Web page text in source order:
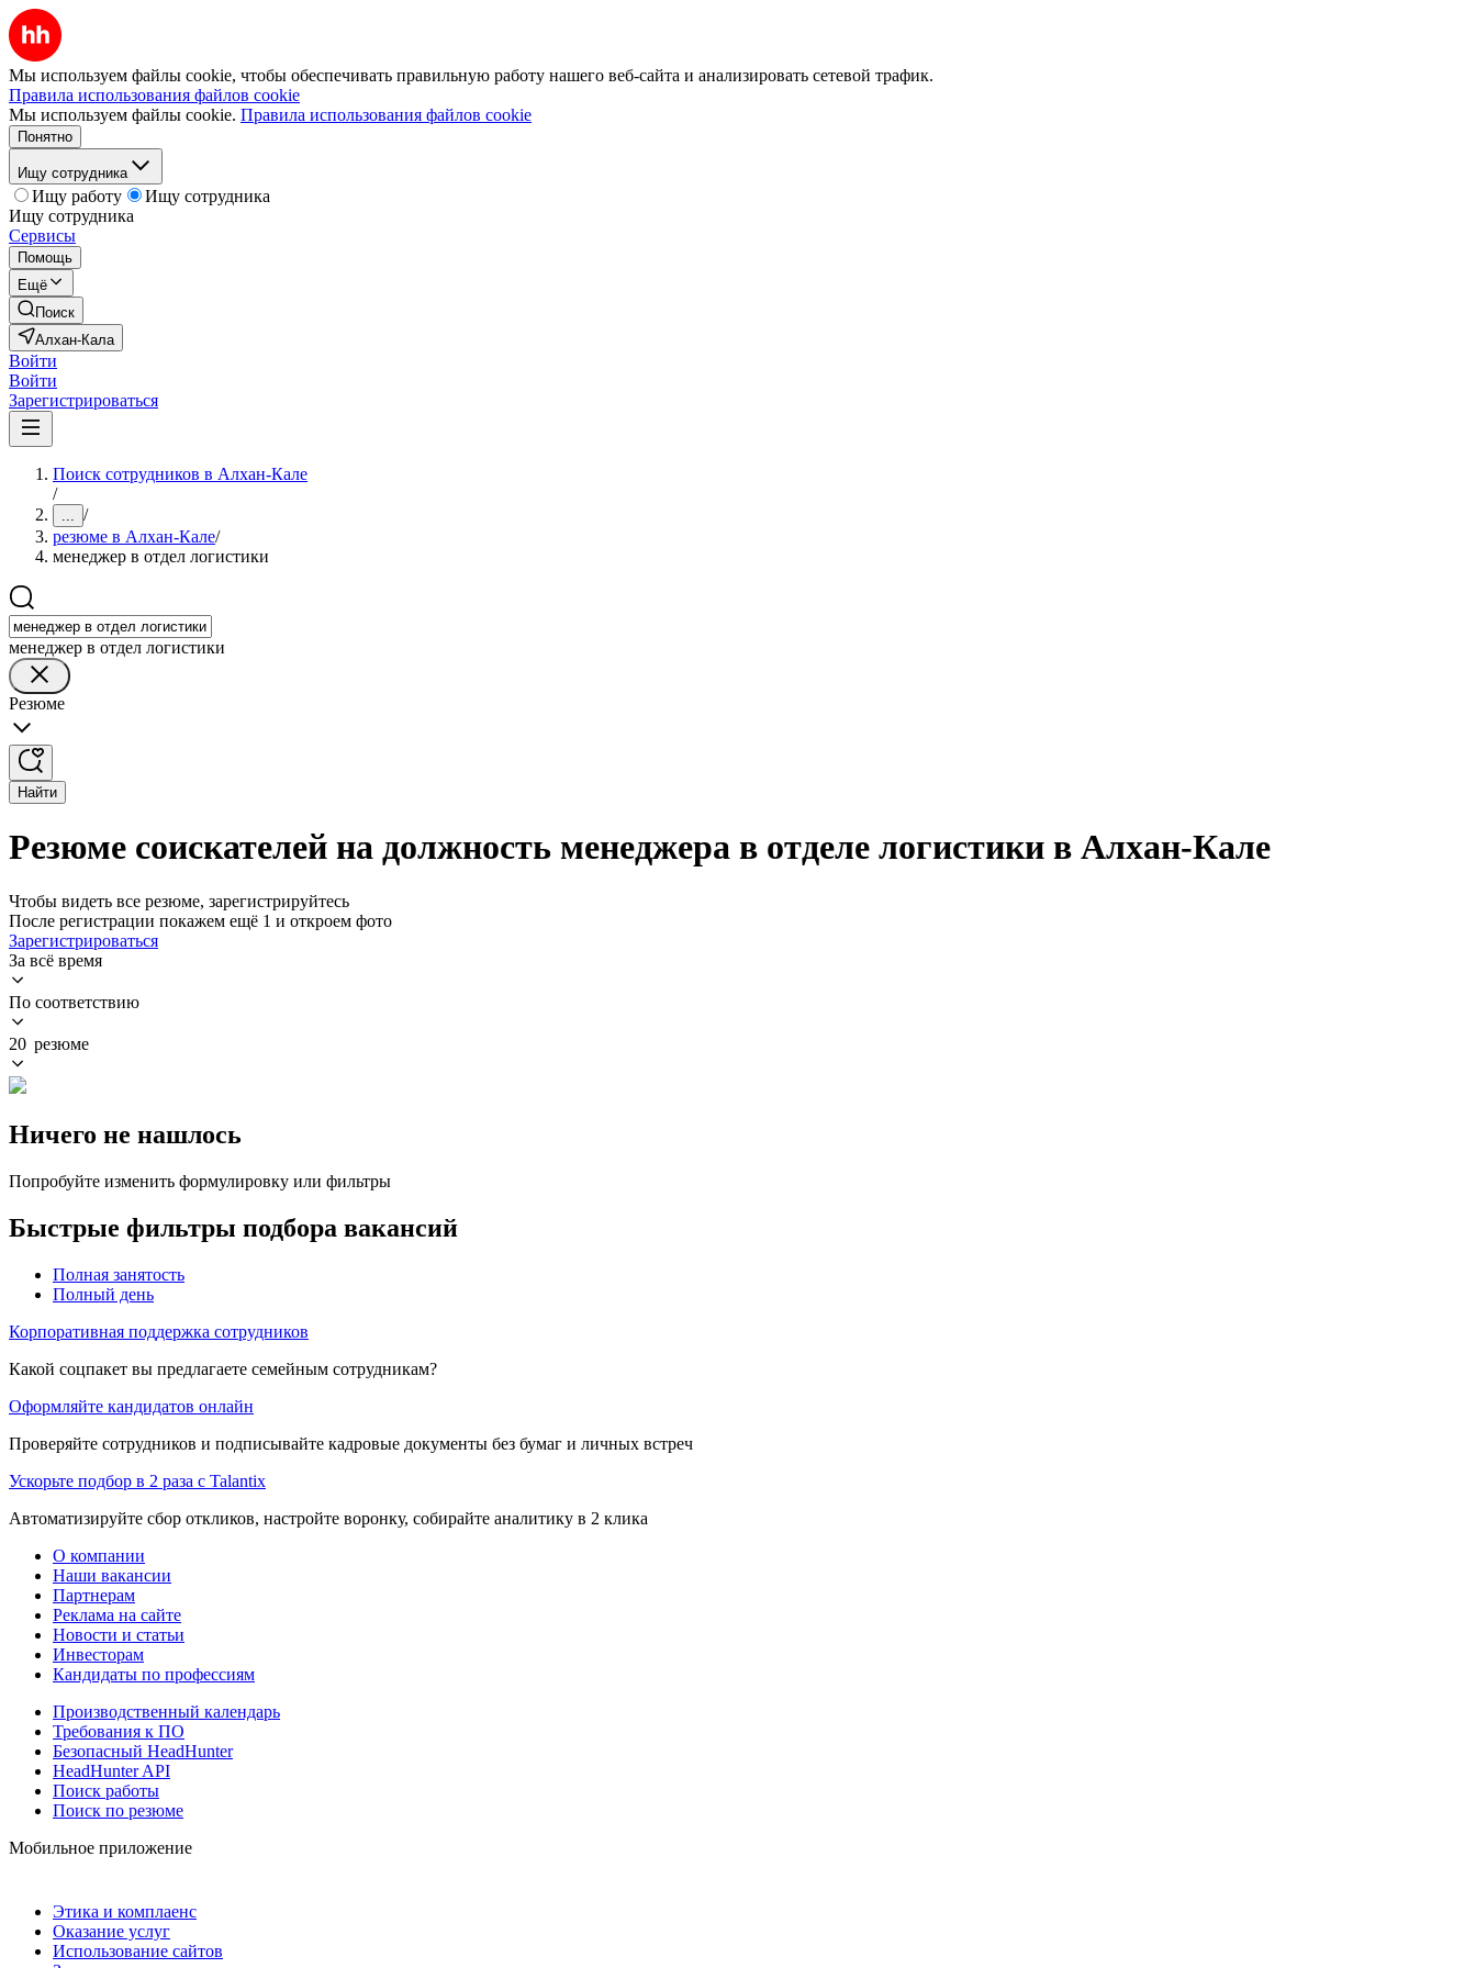
Мы используем файлы cookie, чтобы обеспечивать правильную работу нашего веб-сайта и анализировать сетевой трафик.
Правила использования файлов cookie
Мы используем файлы cookie. Правила использования файлов cookie
Понятно
Ищу сотрудника
Ищу работу
Ищу сотрудника
Ищу сотрудника
Сервисы
Помощь
Ещё
Поиск
Алхан-Кала
Войти
Войти
Зарегистрироваться
Поиск сотрудников в Алхан-Кале
/
... /
резюме в Алхан-Кале/
менеджер в отдел логистики
менеджер в отдел логистики
Резюме
Найти
Резюме соискателей на должность менеджера в отделе логистики в Алхан-Кале
Чтобы видеть все резюме, зарегистрируйтесь
После регистрации покажем ещё 1 и откроем фото
Зарегистрироваться
За всё время
По соответствию
20 резюме
Ничего не нашлось
Попробуйте изменить формулировку или фильтры
Быстрые фильтры подбора вакансий
Полная занятость
Полный день
Корпоративная поддержка сотрудников
Какой соцпакет вы предлагаете семейным сотрудникам?
Оформляйте кандидатов онлайн
Проверяйте сотрудников и подписывайте кадровые документы без бумаг и личных встреч
Ускорьте подбор в 2 раза с Talantix
Автоматизируйте сбор откликов, настройте воронку, собирайте аналитику в 2 клика
О компании
Наши вакансии
Партнерам
Реклама на сайте
Новости и статьи
Инвесторам
Кандидаты по профессиям
Производственный календарь
Требования к ПО
Безопасный HeadHunter
HeadHunter API
Поиск работы
Поиск по резюме
Мобильное приложение
Этика и комплаенс
Оказание услуг
Использование сайтов